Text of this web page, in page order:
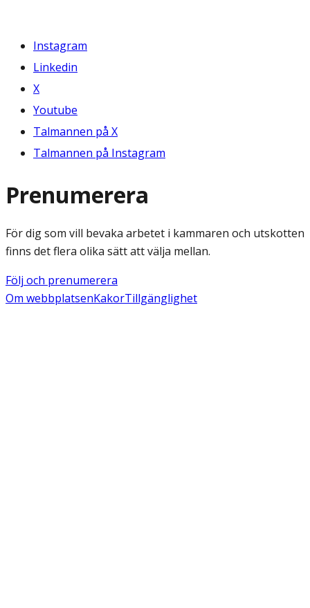
Instagram
Linkedin
X
Youtube
Talmannen på X
Talmannen på Instagram
Prenumerera
För dig som vill bevaka arbetet i kammaren och utskotten
finns det flera olika sätt att välja mellan.
Följ och prenumerera
Om webbplatsenKakorTillgänglighet